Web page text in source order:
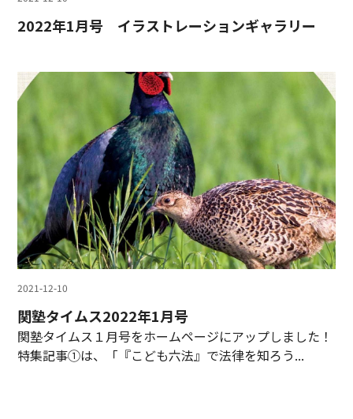
2022年1月号 イラストレーションギャラリー
2021-12-10
関塾タイムス2022年1月号
関塾タイムス１月号をホームページにアップしました！
特集記事①は、「『こども六法』で法律を知ろう...